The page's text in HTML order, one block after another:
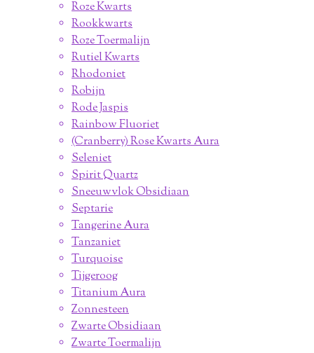
Roze Kwarts
Rookkwarts
Roze Toermalijn
Rutiel Kwarts
Rhodoniet
Robijn
Rode Jaspis
Rainbow Fluoriet
(Cranberry) Rose Kwarts Aura
Seleniet
Spirit Quartz
Sneeuwvlok Obsidiaan
Septarie
Tangerine Aura
Tanzaniet
Turquoise
Tijgeroog
Titanium Aura
Zonnesteen
Zwarte Obsidiaan
Zwarte Toermalijn